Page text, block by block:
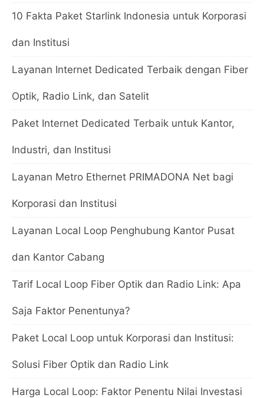
10 Fakta Paket Starlink Indonesia untuk Korporasi
dan Institusi
Layanan Internet Dedicated Terbaik dengan Fiber
Optik, Radio Link, dan Satelit
Paket Internet Dedicated Terbaik untuk Kantor,
Industri, dan Institusi
Layanan Metro Ethernet PRIMADONA Net bagi
Korporasi dan Institusi
Layanan Local Loop Penghubung Kantor Pusat
dan Kantor Cabang
Tarif Local Loop Fiber Optik dan Radio Link: Apa
Saja Faktor Penentunya?
Paket Local Loop untuk Korporasi dan Institusi:
Solusi Fiber Optik dan Radio Link
Harga Local Loop: Faktor Penentu Nilai Investasi